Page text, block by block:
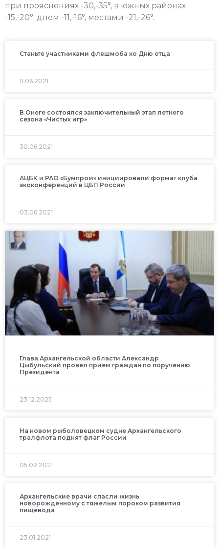
при прояснениях -30,-35°, в южных районах
-15,-20°; днем -11,-16°, местами -21,-26°.
Станьте участниками флешмоба ко Дню отца
11.06.2021
В Онеге состоялся заключительный этап летнего
сезона «Чистых игр»
30.06.2021
АЦБК и РАО «Бумпром» инициировали формат клуба
экоконференций в ЦБП России
03.06.2021
Глава Архангельской области Александр
Цыбульский провел прием граждан по поручению
Президента
23.12.2025
На новом рыболовецком судне Архангельского
тралфлота поднят флаг России
05.02.2021
Архангельские врачи спасли жизнь
новорожденному с тяжелым пороком развития
пищевода
23.01.2021